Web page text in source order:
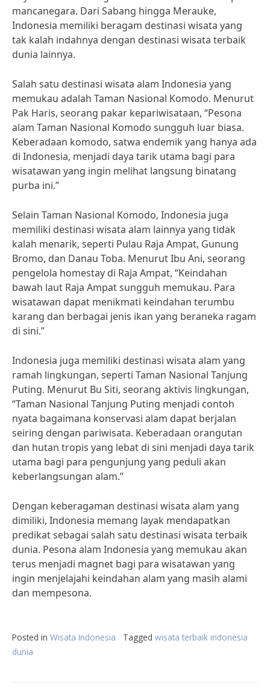
mancanegara. Dari Sabang hingga Merauke,
Indonesia memiliki beragam destinasi wisata yang
tak kalah indahnya dengan destinasi wisata terbaik
dunia lainnya.
Salah satu destinasi wisata alam Indonesia yang
memukau adalah Taman Nasional Komodo. Menurut
Pak Haris, seorang pakar kepariwisataan, “Pesona
alam Taman Nasional Komodo sungguh luar biasa.
Keberadaan komodo, satwa endemik yang hanya ada
di Indonesia, menjadi daya tarik utama bagi para
wisatawan yang ingin melihat langsung binatang
purba ini.”
Selain Taman Nasional Komodo, Indonesia juga
memiliki destinasi wisata alam lainnya yang tidak
kalah menarik, seperti Pulau Raja Ampat, Gunung
Bromo, dan Danau Toba. Menurut Ibu Ani, seorang
pengelola homestay di Raja Ampat, “Keindahan
bawah laut Raja Ampat sungguh memukau. Para
wisatawan dapat menikmati keindahan terumbu
karang dan berbagai jenis ikan yang beraneka ragam
di sini.”
Indonesia juga memiliki destinasi wisata alam yang
ramah lingkungan, seperti Taman Nasional Tanjung
Puting. Menurut Bu Siti, seorang aktivis lingkungan,
“Taman Nasional Tanjung Puting menjadi contoh
nyata bagaimana konservasi alam dapat berjalan
seiring dengan pariwisata. Keberadaan orangutan
dan hutan tropis yang lebat di sini menjadi daya tarik
utama bagi para pengunjung yang peduli akan
keberlangsungan alam.”
Dengan keberagaman destinasi wisata alam yang
dimiliki, Indonesia memang layak mendapatkan
predikat sebagai salah satu destinasi wisata terbaik
dunia. Pesona alam Indonesia yang memukau akan
terus menjadi magnet bagi para wisatawan yang
ingin menjelajahi keindahan alam yang masih alami
dan mempesona.
Posted in Wisata Indonesia Tagged wisata terbaik indonesia
dunia